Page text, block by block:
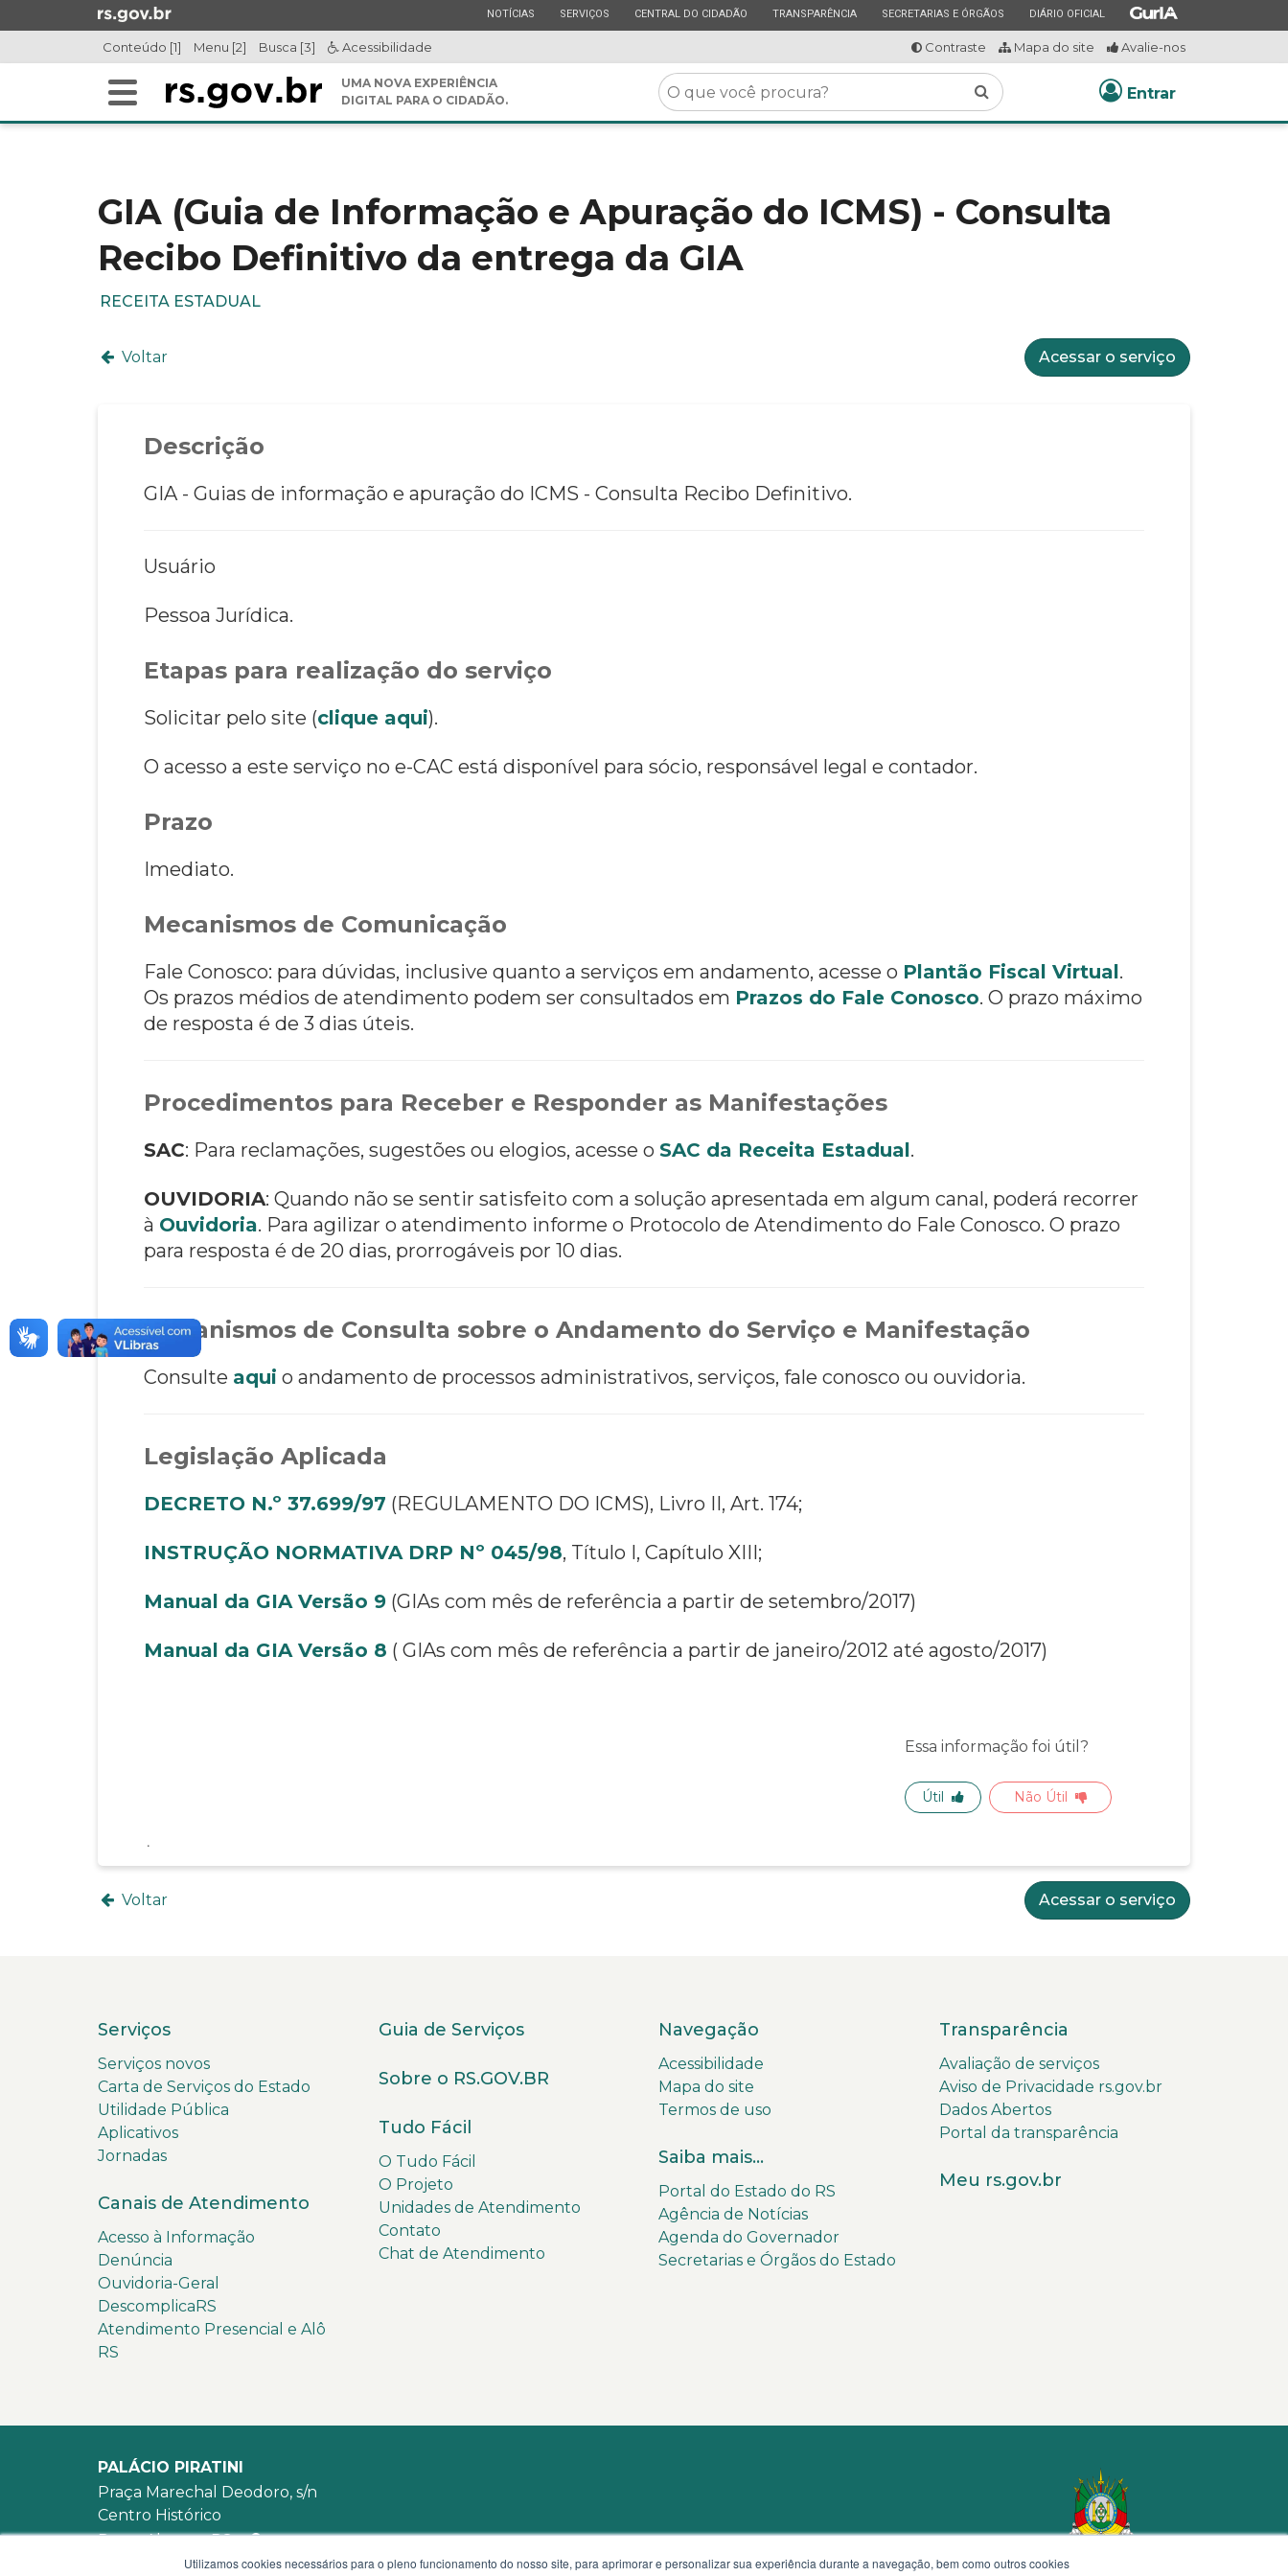
para
para
ESTADO
NOTÍCIAS ESTADO
SERVIÇOS ESTADO
CENTRAL DO CIDADÃO ESTADO
TRANSPARÊNCIA ESTADO
SECRETARIAS E ÓRGÃOS ESTADO
DIÁRIO OFICIAL ESTADO
Conteúdo [1] Menu [2] Busca [3] Acessibilidade Contraste Mapa do site Avalie-nos
Alterna
UMA NOVA EXPERIÊNCIA
DIGITAL PARA O CIDADÃO.
O
que
você
Buscar Entrar
GIA (Guia de Informação e Apuração do ICMS) - Consulta
Recibo Definitivo da entrega da GIA
RECEITA ESTADUAL
Voltar Acessar o serviço
Descrição
GIA - Guias de informação e apuração do ICMS - Consulta Recibo Definitivo.
Usuário
Pessoa Jurídica.
Etapas para realização do serviço
Solicitar pelo site (clique aqui).
O acesso a este serviço no e-CAC está disponível para sócio, responsável legal e contador.
Prazo
Imediato.
Mecanismos de Comunicação
Fale Conosco: para dúvidas, inclusive quanto a serviços em andamento, acesse o Plantão Fiscal Virtual.
Os prazos médios de atendimento podem ser consultados em Prazos do Fale Conosco. O prazo máximo
de resposta é de 3 dias úteis.
Procedimentos para Receber e Responder as Manifestações
SAC: Para reclamações, sugestões ou elogios, acesse o SAC da Receita Estadual.
OUVIDORIA: Quando não se sentir satisfeito com a solução apresentada em algum canal, poderá recorrer
à Ouvidoria. Para agilizar o atendimento informe o Protocolo de Atendimento do Fale Conosco. O prazo
para resposta é de 20 dias, prorrogáveis por 10 dias.
Mecanismos de Consulta sobre o Andamento do Serviço e Manifestação
Consulte aqui o andamento de processos administrativos, serviços, fale conosco ou ouvidoria.
Legislação Aplicada
DECRETO N.º 37.699/97 (REGULAMENTO DO ICMS), Livro II, Art. 174;
INSTRUÇÃO NORMATIVA DRP Nº 045/98, Título I, Capítulo XIII;
Manual da GIA Versão 9 (GIAs com mês de referência a partir de setembro/2017)
Manual da GIA Versão 8 ( GIAs com mês de referência a partir de janeiro/2012 até agosto/2017)
Essa informação foi útil?
Útil Não Útil
Voltar Acessar o serviço
Serviços
Serviços novos
Carta de Serviços do Estado
Utilidade Pública
Aplicativos
Jornadas
Canais de Atendimento
Acesso à Informação
Denúncia
Ouvidoria-Geral
DescomplicaRS
Atendimento Presencial e Alô
RS
Guia de Serviços
Sobre o RS.GOV.BR
Tudo Fácil
O Tudo Fácil
O Projeto
Unidades de Atendimento
Contato
Chat de Atendimento
Navegação
Acessibilidade
Mapa do site
Termos de uso
Saiba mais...
Portal do Estado do RS
Agência de Notícias
Agenda do Governador
Secretarias e Órgãos do Estado
Transparência
Avaliação de serviços
Aviso de Privacidade rs.gov.br
Dados Abertos
Portal da transparência
Meu rs.gov.br
PALÁCIO PIRATINI
Praça Marechal Deodoro, s/n
Centro Histórico
Porto Alegre - RS -
mapa
Utilizamos cookies necessários para o pleno funcionamento do nosso site, para aprimorar e personalizar sua experiência durante a navegação, bem como outros cookies